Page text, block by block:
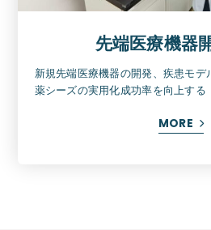
先端医療機器
新規先端医療機器の開発、疾患モデ
薬シーズの実用化成功率を向上する
MORE